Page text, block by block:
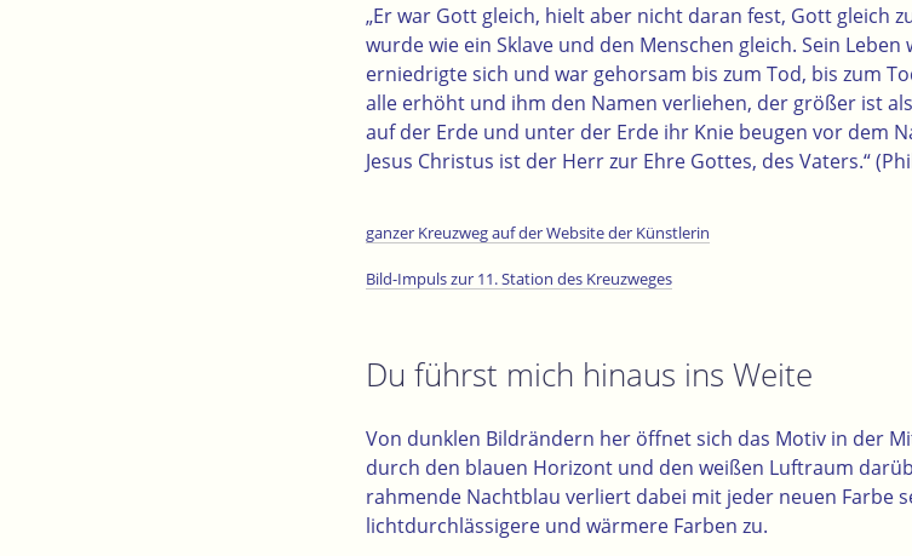
„Er war Gott gleich, hielt aber nicht daran fest, Gott gleich
wurde wie ein Sklave und den Menschen gleich. Sein
erniedrigte sich und war gehorsam bis zum Tod, bis zum
alle erhöht und ihm den Namen verliehen, der größer ist
auf der Erde und unter der Erde ihr Knie beugen vor dem
Jesus Christus ist der Herr zur Ehre Gottes, des Vaters.“
ganzer Kreuzweg auf der Website der Künstlerin
Bild-Impuls zur 11. Station des Kreuzweges
Du führst mich hinaus ins Weite
Von dunklen Bildrändern her öffnet sich das Motiv in der
durch den blauen Horizont und den weißen Luftraum
rahmende Nachtblau verliert dabei mit jeder neuen Farbe
lichtdurchlässigere und wärmere Farben zu.